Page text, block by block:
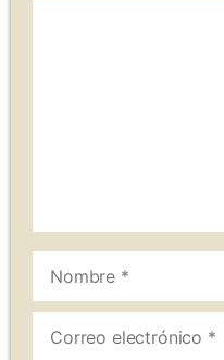
Nombre
Correo